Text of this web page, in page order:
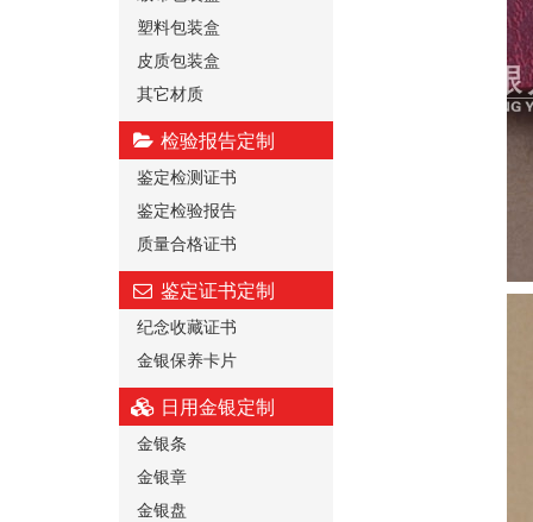
塑料包装盒
皮质包装盒
其它材质
检验报告定制
鉴定检测证书
鉴定检验报告
质量合格证书
鉴定证书定制
纪念收藏证书
金银保养卡片
日用金银定制
金银条
金银章
金银盘